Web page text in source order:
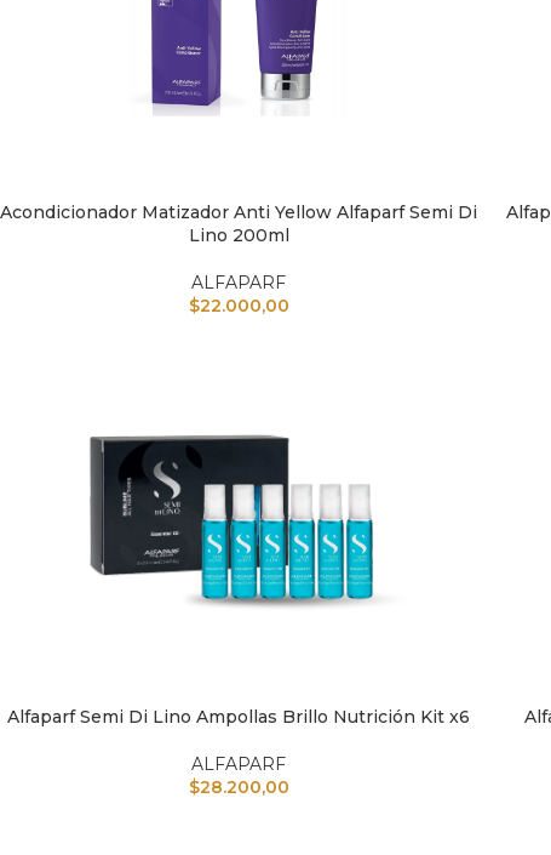
AÑADIR AL CARRITO
Acondicionador Matizador Anti Yellow Alfaparf Semi Di
Lino 200ml
ALFAPARF
$22.000,00
AÑADIR AL CARRITO
Alfaparf Semi Di Lino Ampollas Brillo Nutrición Kit x6
ALFAPARF
$28.200,00